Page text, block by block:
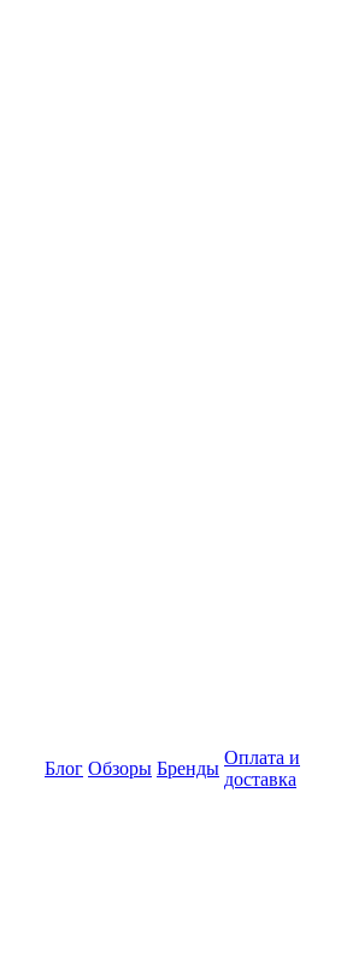
Блог Обзоры Бренды
Оплата и
доставка